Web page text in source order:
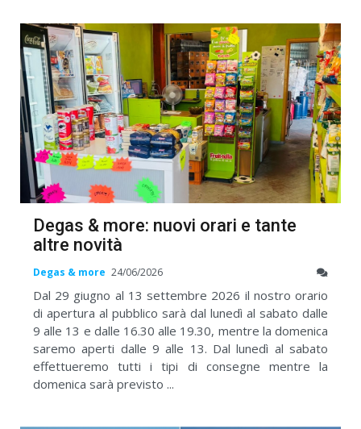
Degas & more: nuovi orari e tante
altre novità
Degas & more 24/06/2026
Dal 29 giugno al 13 settembre 2026 il nostro orario
di apertura al pubblico sarà dal lunedì al sabato dalle
9 alle 13 e dalle 16.30 alle 19.30, mentre la domenica
saremo aperti dalle 9 alle 13. Dal lunedì al sabato
effettueremo tutti i tipi di consegne mentre la
domenica sarà previsto ...